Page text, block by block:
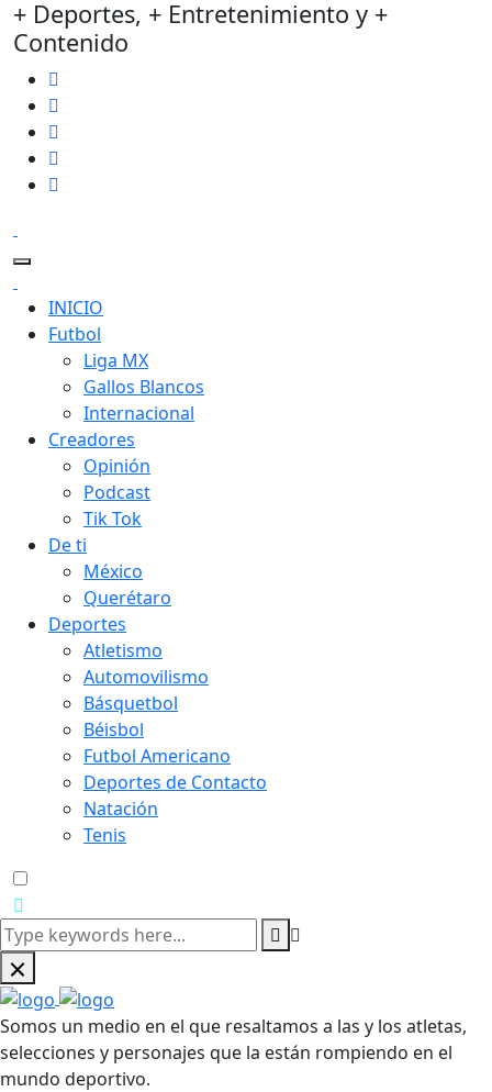
+ Deportes, + Entretenimiento y +
Contenido
INICIO
Futbol
Liga MX
Gallos Blancos
Internacional
Creadores
Opinión
Podcast
Tik Tok
De ti
México
Querétaro
Deportes
Atletismo
Automovilismo
Básquetbol
Béisbol
Futbol Americano
Deportes de Contacto
Natación
Tenis
Somos un medio en el que resaltamos a las y los atletas,
selecciones y personajes que la están rompiendo en el
mundo deportivo.